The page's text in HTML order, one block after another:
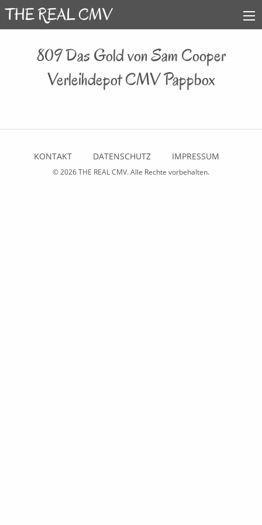
809 Das Gold von Sam Cooper
Verleihdepot CMV Pappbox
KONTAKT DATENSCHUTZ IMPRESSUM
© 2026THE REAL CMV. Alle Rechte vorbehalten.